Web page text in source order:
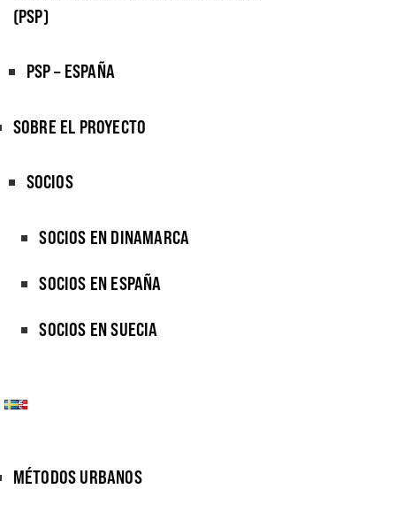
(PSP)
PSP – ESPAÑA
SOBRE EL PROYECTO
SOCIOS
SOCIOS EN DINAMARCA
SOCIOS EN ESPAÑA
SOCIOS EN SUECIA
MÉTODOS URBANOS